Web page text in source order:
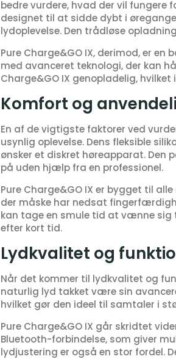
bedre vurdere, hvad der vil fungere
designet til at sidde dybt i
lydoplevelse. Den trådløse
Pure Charge&GO IX, derimod, er
med avanceret teknologi, der kan
Charge&GO IX genopladelig,
Komfort og
En af de vigtigste faktorer ved
usynlig oplevelse. Dens fleksible
ønsker et diskret høreapparat. Den
på uden hjælp fra en professionel.
Pure Charge&GO IX er bygget til
der måske har nedsat
kan tage en smule tid at vænne
efter kort tid.
Lydkvalitet og
Når det kommer til lydkvalitet og
naturlig lyd takket være sin
hvilket gør den ideel til samtaler i
Pure Charge&GO IX går skridtet
Bluetooth-forbindelse, som giver
lydjustering er også en stor fordel.